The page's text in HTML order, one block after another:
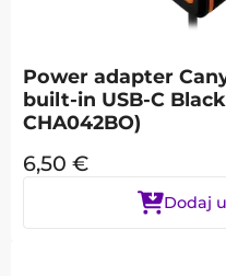
Power adapter
built-in USB-C
CHA042BO)
6,50 €
Dodaj